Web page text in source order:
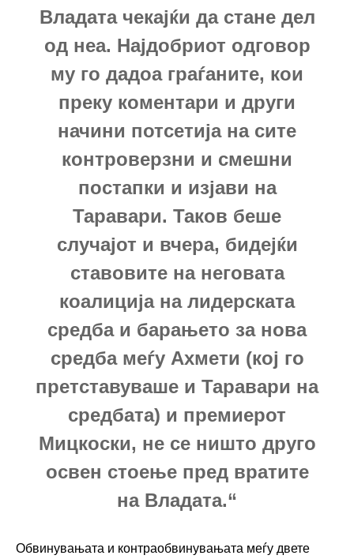
Владата чекајќи да стане дел
од неа. Најдобриот одговор
му го дадоа граѓаните, кои
преку коментари и други
начини потсетија на сите
контроверзни и смешни
постапки и изјави на
Таравари. Таков беше
случајот и вчера, бидејќи
ставовите на неговата
коалиција на лидерската
средба и барањето за нова
средба меѓу Ахмети (кој го
претставуваше и Таравари на
средбата) и премиерот
Мицкоски, не се ништо друго
освен стоење пред вратите
на Владата.“
Обвинувањата и контраобвинувањата меѓу двете